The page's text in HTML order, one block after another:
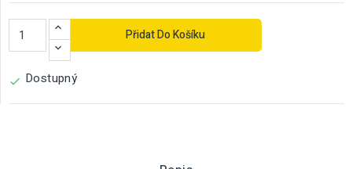
Přidat Do Košíku
 Dostupný